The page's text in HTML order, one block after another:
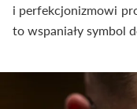
i perfekcjonizmowi
to wspaniały symbol